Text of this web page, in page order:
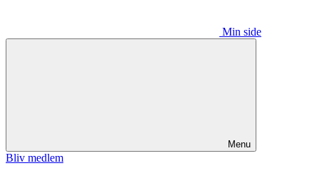
Min side
Menu
Bliv medlem